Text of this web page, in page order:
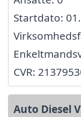
Startdato:
CVR:
Auto Diesel